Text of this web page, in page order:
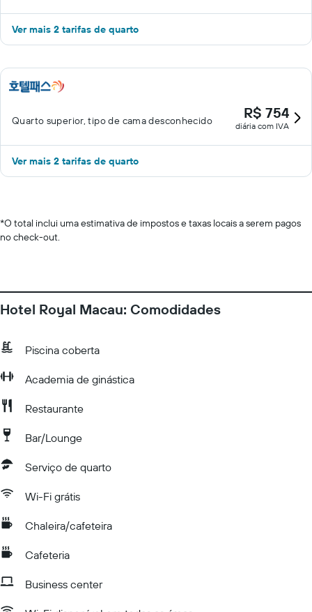
Ver mais 2 tarifas de quarto
Quarto superior, tipo de cama desconhecido R$ 754
diária com IVA
Ver mais 2 tarifas de quarto
*O total inclui uma estimativa de impostos e taxas locais a serem pagos
no check-out.
Hotel Royal Macau: Comodidades
Piscina coberta
Academia de ginástica
Restaurante
Bar/Lounge
Serviço de quarto
Wi-Fi grátis
Chaleira/cafeteira
Cafeteria
Business center